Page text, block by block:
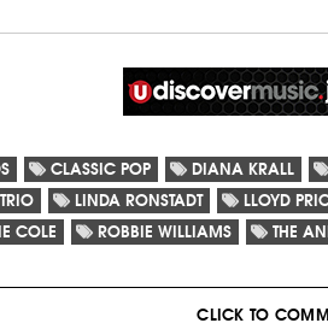
CLASSIC POP DIANA KRALL
LINDA RONSTADT LLOYD
COLE
ROBBIE WILLIAMS THE
CLICK TO